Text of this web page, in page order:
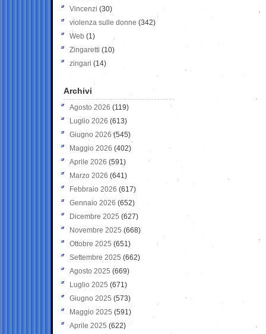
Vincenzi (30)
violenza sulle donne (342)
Web (1)
Zingaretti (10)
zingari (14)
Archivi
Agosto 2026 (119)
Luglio 2026 (613)
Giugno 2026 (545)
Maggio 2026 (402)
Aprile 2026 (591)
Marzo 2026 (641)
Febbraio 2026 (617)
Gennaio 2026 (652)
Dicembre 2025 (627)
Novembre 2025 (668)
Ottobre 2025 (651)
Settembre 2025 (662)
Agosto 2025 (669)
Luglio 2025 (671)
Giugno 2025 (573)
Maggio 2025 (591)
Aprile 2025 (622)